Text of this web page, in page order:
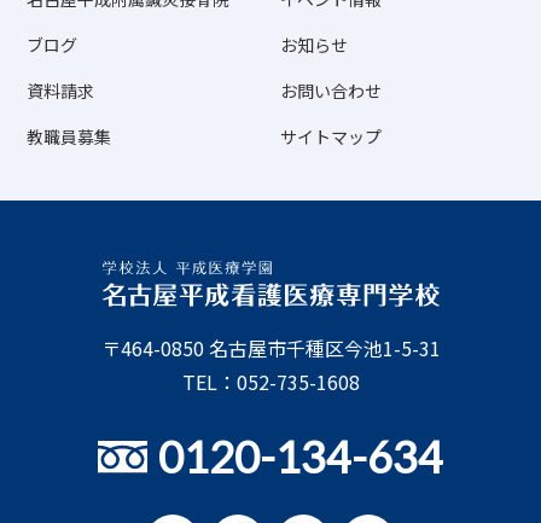
ブログ
お知らせ
資料請求
お問い合わせ
教職員募集
サイトマップ
〒464-0850 名古屋市千種区今池1-5-31
TEL：052-735-1608
0120-134-634